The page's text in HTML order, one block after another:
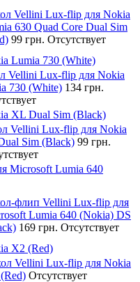
Vellini Lux-flip для Nokia
630 Quad Core Dual Sim
99 грн. Отсутствует
Lumia 730 (White)
Vellini Lux-flip для Nokia
730 (White) 134 грн.
XL Dual Sim (Black)
Vellini Lux-flip для Nokia
Sim (Black) 99 грн.
Microsoft Lumia 640
флип Vellini Lux-flip для
Lumia 640 (Nokia) DS
169 грн. Отсутствует
X2 (Red)
Vellini Lux-flip для Nokia
Отсутствует